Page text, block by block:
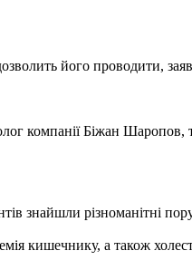
його проводити,
компанії Біжан Шаропов,
знайшли різноманітні
кишечнику, а також